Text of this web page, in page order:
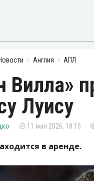
Англия АПЛ
Вилла»
Луису
11 мая 2026, 18:15
в аренде.